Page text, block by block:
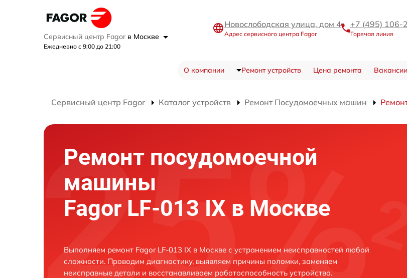
Сервисный центр Fagor в Москве
Ежедневно с 9:00 до 21:00
Новослободская улица, дом 4
Адрес сервисного центра Fagor
+7 (495) 106-
Горячая линия
О компании Ремонт устройств Цена ремонта Вакансии
Сервисный центр Fagor Каталог устройств Ремонт Посудомоечных машин
Ремонт посудомоечной
машины
Fagor LF-013 IX в Москве
Выполняем ремонт Fagor LF-013 IX в Москве с устранением неисправностей любой
сложности. Проводим диагностику, выявляем причины поломки, заменяем
неисправные детали и восстанавливаем работоспособность устройства.